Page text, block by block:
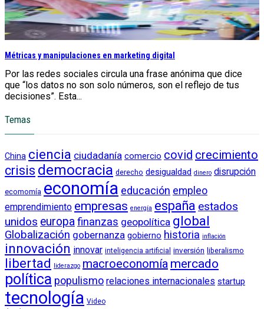
Métricas y manipulaciones en marketing digital
Por las redes sociales circula una frase anónima que dice
que “los datos no son solo números, son el reflejo de tus
decisiones”. Esta...
Temas
China ciencia ciudadanía comercio covid crecimiento
crisis democracia derecho desigualdad dinero disrupción
ecomomía economía educación empleo
emprendimiento empresas energía españa estados
unidos europafinanzas geopolítica global
Globalización gobernanza gobierno historia inflación
innovación innovar inteligencia artificial inversión liberalismo
libertad liderazgo macroeconomía mercado
política populismo relaciones internacionales startup
tecnología Video